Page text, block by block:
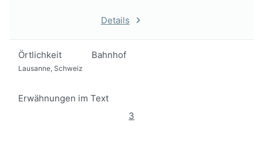
Details
Örtlichkeit Bahnhof
Lausanne, Schweiz
Erwähnungen im Text
3